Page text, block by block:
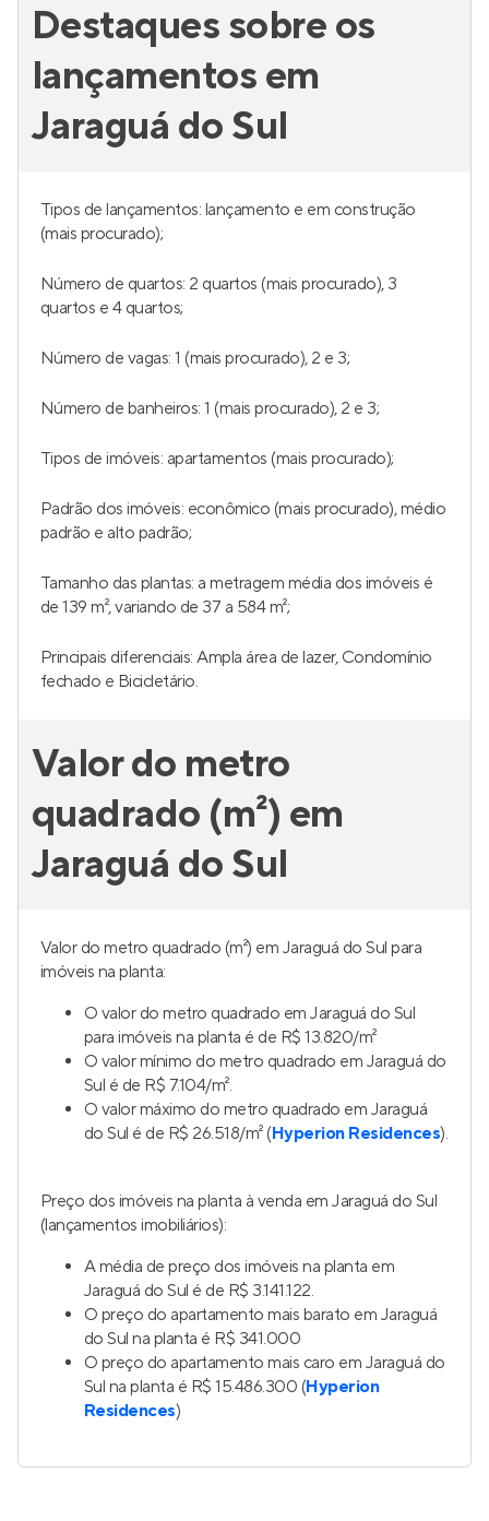
Destaques sobre os
lançamentos em
Jaraguá do Sul
Tipos de lançamentos: lançamento e em construção
(mais procurado);
Número de quartos: 2 quartos (mais procurado), 3
quartos e 4 quartos;
Número de vagas: 1 (mais procurado), 2 e 3;
Número de banheiros: 1 (mais procurado), 2 e 3;
Tipos de imóveis: apartamentos (mais procurado);
Padrão dos imóveis: econômico (mais procurado), médio
padrão e alto padrão;
Tamanho das plantas: a metragem média dos imóveis é
de 139 m², variando de 37 a 584 m²;
Principais diferenciais: Ampla área de lazer, Condomínio
fechado e Bicicletário.
Valor do metro
quadrado (m²) em
Jaraguá do Sul
Valor do metro quadrado (m²) em Jaraguá do Sul para
imóveis na planta:
O valor do metro quadrado em Jaraguá do Sul
para imóveis na planta é de R$ 13.820/m²
O valor mínimo do metro quadrado em Jaraguá do
Sul é de R$ 7.104/m².
O valor máximo do metro quadrado em Jaraguá
do Sul é de R$ 26.518/m² (Hyperion Residences).
Preço dos imóveis na planta à venda em Jaraguá do Sul
(lançamentos imobiliários):
A média de preço dos imóveis na planta em
Jaraguá do Sul é de R$ 3.141.122.
O preço do apartamento mais barato em Jaraguá
do Sul na planta é R$ 341.000
O preço do apartamento mais caro em Jaraguá do
Sul na planta é R$ 15.486.300 (Hyperion
Residences)